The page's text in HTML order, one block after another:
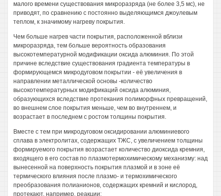
малого времени существования микроразряда (не более 3,5 мс), не
приводят, по сравнению с постоянно выделяющимся джоулевым
теплом, к значимому нагреву покрытия.
Чем больше нагрев части покрытия, расположенной вблизи
микроразряда, тем больше вероятность образования
высокотемпературной модификации оксида алюминия. По этой
причине вследствие существования градиента температуры в
формирующемся микродуговом покрытии - её увеличения в
направлении металлической основы -количество
высокотемпературных модификаций оксида алюминия,
образующихся вследствие протекания полиморфных превращений,
во внешнем слое покрытия меньше, чем во внутреннем, и
возрастает в последнем с ростом толщины покрытия.
Вместе с тем при микродуговом оксидировании алюминиевого
сплава в электролитах, содержащих ТЖС, с увеличением толщины
формируемого покрытия возрастает количество диоксида кремния,
входящего в его состав по плазмотермохимическому механизму: над
вынесенной на поверхность покрытия плазмой и в зоне её
термического влияния после плазмо- и термохимического
преобразования полианионов, содержащих кремний и кислород,
протекают, например, реакции: